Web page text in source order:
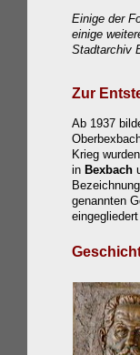
Einige der
einige
Stadtarchiv
Zur
Ab 1937
Krieg
in Bexbach
genannten